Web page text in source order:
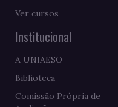
Ver cursos
Institucional
A UNIAESO
Biblioteca
Comissão Própria de